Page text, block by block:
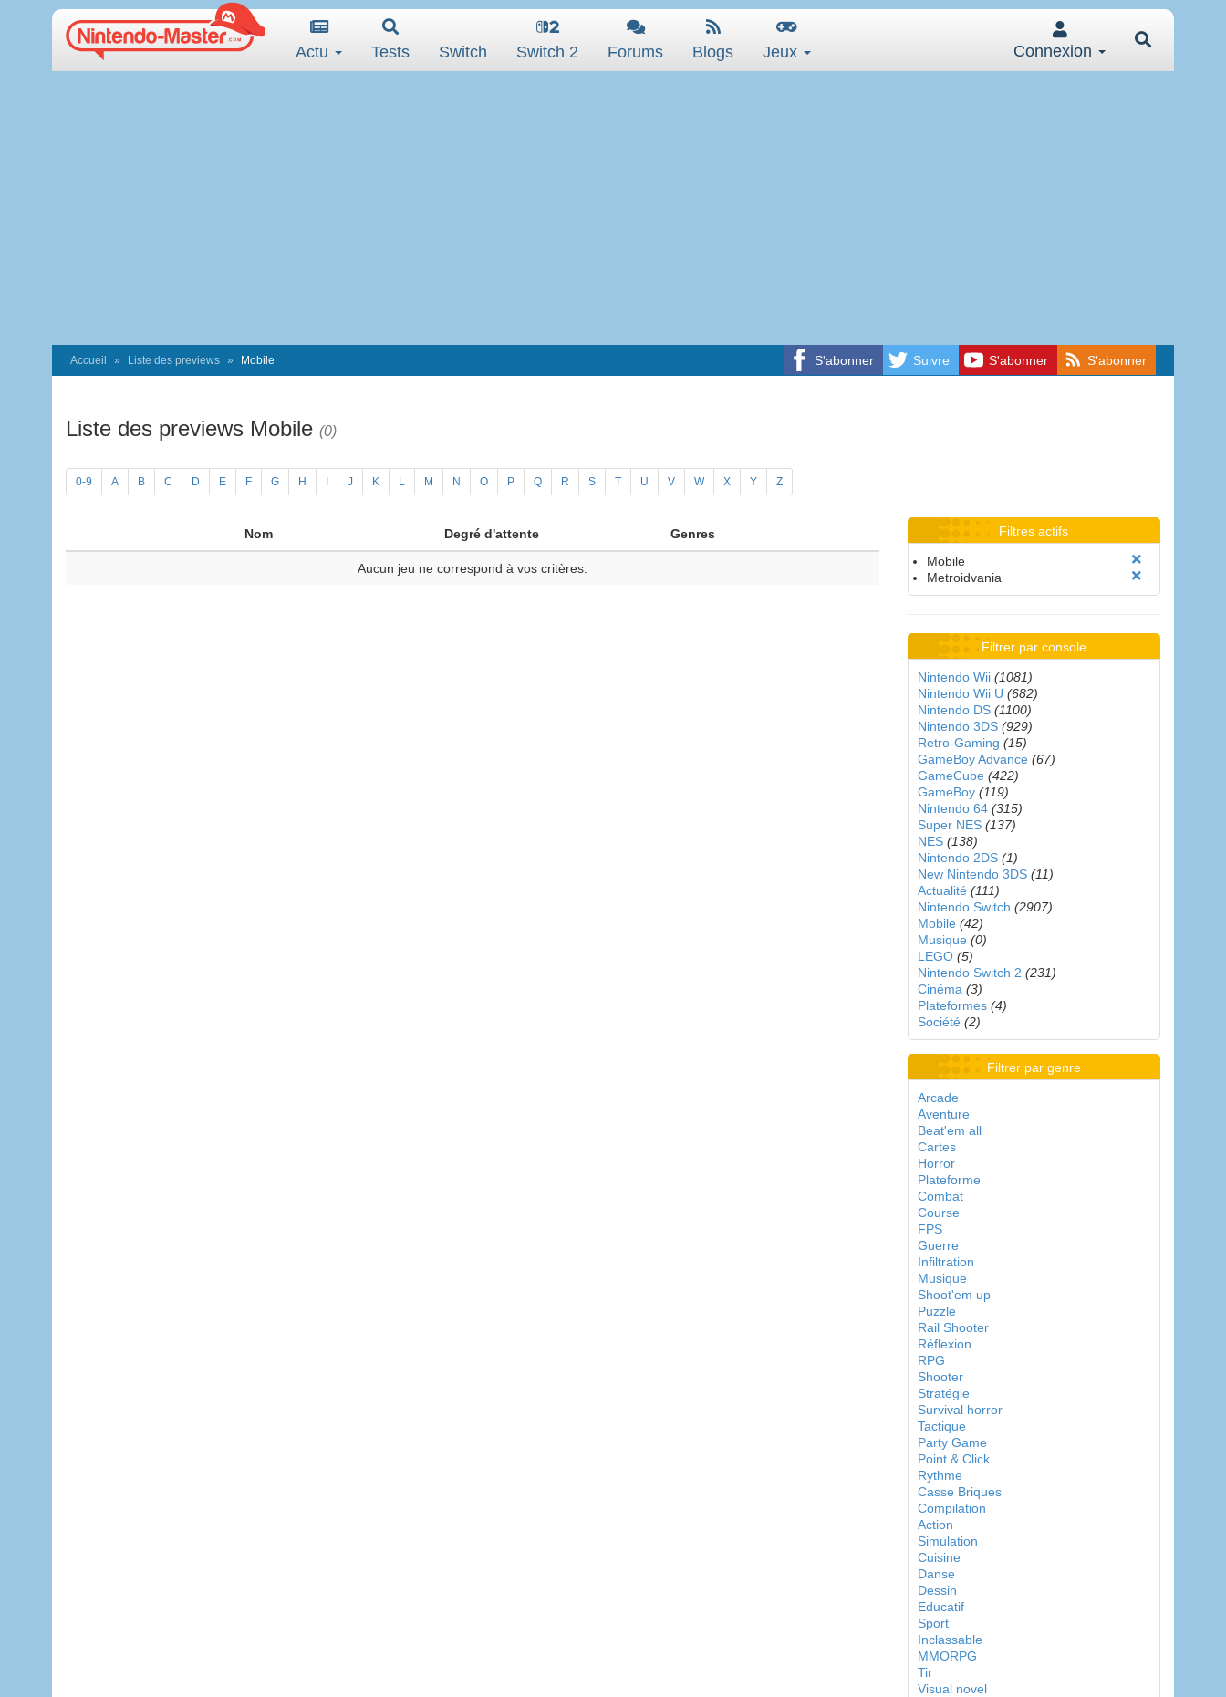
Actu Tests Switch Switch 2 Forums Blogs Jeux Connexion
S'abonner Suivre S'abonner S'abonner
Accueil Liste des previews Mobile
Liste des previews Mobile (0)
0-9 A B C D E F G H J K L M N O P Q R S T U V W X Y Z
Nom Degré d'attente Genres
Aucun jeu ne correspond à vos critères.
Filtres actifs
Mobile
Metroidvania
Filtrer par console
Nintendo Wii (1081)
Nintendo Wii U (682)
Nintendo DS (1100)
Nintendo 3DS (929)
Retro-Gaming (15)
GameBoy Advance (67)
GameCube (422)
GameBoy (119)
Nintendo 64 (315)
Super NES (137)
NES (138)
Nintendo 2DS (1)
New Nintendo 3DS (11)
Actualité (111)
Nintendo Switch (2907)
Mobile (42)
Musique (0)
LEGO (5)
Nintendo Switch 2 (231)
Cinéma (3)
Plateformes (4)
Société (2)
Filtrer par genre
Arcade
Aventure
Beat'em all
Cartes
Horror
Plateforme
Combat
Course
FPS
Guerre
Infiltration
Musique
Shoot'em up
Puzzle
Rail Shooter
Réflexion
RPG
Shooter
Stratégie
Survival horror
Tactique
Party Game
Point & Click
Rythme
Casse Briques
Compilation
Action
Simulation
Cuisine
Danse
Dessin
Educatif
Sport
Inclassable
MMORPG
Tir
Visual novel